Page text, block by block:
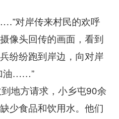
对岸传来村民的欢呼
像头回传的画面，看到
纷纷跑到岸边，向对岸
油……”
方请求，小乡屯90余
少食品和饮用水。他们